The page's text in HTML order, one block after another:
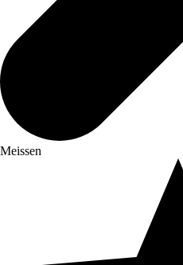
Meissen